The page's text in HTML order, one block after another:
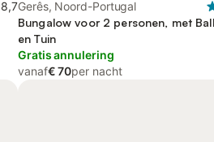
8,7Gerês, Noord-Portugal
Bungalow voor 2 personen, met
en Tuin
Gratis annulering
vanaf€ 70per nacht